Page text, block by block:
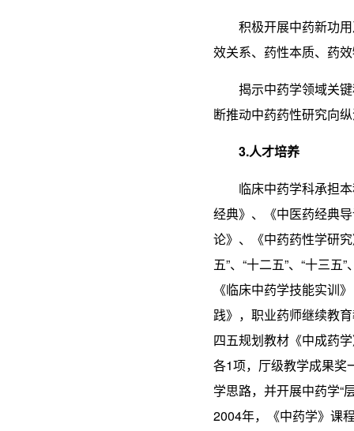
积极开展中药新功
效关系、药性本质、药
揭示中药学领域关
断推动中药药性研究向
3.人才培养
临床中药学科承担
经典》、《中医药经典
论》、《中药药性学研
五”、“十二五”、“十三
《临床中药学技能实训
践》，职业药师继续教
四五规划教材《中成药
各1项，厅级教学成果奖
学思路，并开展中药学“
2004年，《中药学》课